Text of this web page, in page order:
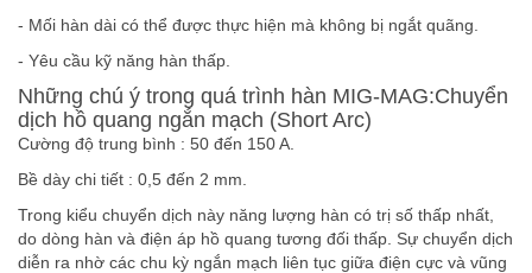
- Mối hàn dài có thể được thực hiện mà không bị ngắt quãng.
- Yêu cầu kỹ năng hàn thấp.
Những chú ý trong quá trình hàn MIG-MAG:Chuyển
dịch hồ quang ngắn mạch (Short Arc)
Cường độ trung bình : 50 đến 150 A.
Bề dày chi tiết : 0,5 đến 2 mm.
Trong kiểu chuyển dịch này năng lượng hàn có trị số thấp nhất,
do dòng hàn và điện áp hồ quang tương đối thấp. Sự chuyển dịch
diễn ra nhờ các chu kỳ ngắn mạch liên tục giữa điện cực và vũng